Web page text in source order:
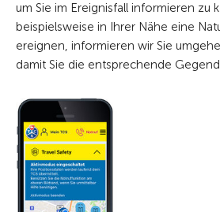
um Sie im Ereignisfall informieren zu
beispielsweise in Ihrer Nähe eine
ereignen, informieren wir Sie
damit Sie die entsprechende